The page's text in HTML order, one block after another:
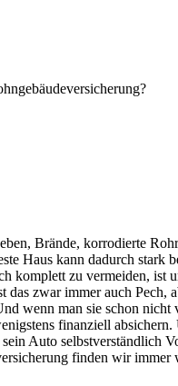
Brände, korrodierte
Haus kann dadurch stark
komplett zu vermeiden, ist
das zwar immer auch Pech,
wenn man sie schon nicht
finanziell
Auto selbstverständlich
finden wir immer